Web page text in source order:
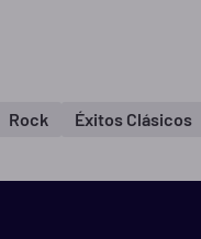
Rock Éxitos Clásicos